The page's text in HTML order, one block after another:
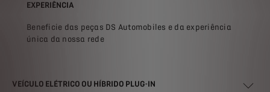
EXPERIÊNCIA
Beneficie das peças DS Automobiles e da experiência
única da nossa rede
VEÍCULO ELÉTRICO OU HÍBRIDO PLUG-IN